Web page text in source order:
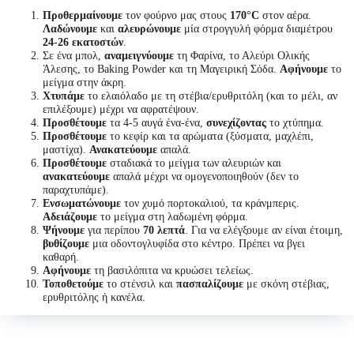
Προθερμαίνουμε τον φούρνο μας στους 170°C στον αέρα.
Λαδώνουμε και αλευρώνουμε μία στρογγυλή φόρμα διαμέτρου
24-26 εκατοστών
Σε ένα μπολ, αναμειγνύουμε τη Φαρίνα, το Αλεύρι Ολικής
Άλεσης, το Baking Powder και τη Μαγειρική Σόδα. Αφήνουμε το
μείγμα στην άκρη.
Χτυπάμε το ελαιόλαδο με τη στέβια/ερυθριτόλη (και το μέλι, αν
επιλέξουμε) μέχρι να αφρατέψουν.
Προσθέτουμε τα 4-5 αυγά ένα-ένα, συνεχίζοντας το χτύπημα.
Προσθέτουμε το κεφίρ και τα αρώματα (ξύσματα, μαχλέπι,
μαστίχα). Ανακατεύουμε απαλά.
Προσθέτουμε σταδιακά το μείγμα των αλευριών και
ανακατεύουμε απαλά μέχρι να ομογενοποιηθούν (δεν το
παραχτυπάμε).
Ενσωματώνουμε τον χυμό πορτοκαλιού, τα κράνμπερις.
Αδειάζουμε το μείγμα στη λαδωμένη φόρμα.
Ψήνουμε για περίπου 70 λεπτά . Για να ελέγξουμε αν είναι έτοιμη,
βυθίζουμε μια οδοντογλυφίδα στο κέντρο. Πρέπει να βγει
καθαρή.
Αφήνουμε τη βασιλόπιτα να κρυώσει τελείως.
Τοποθετούμε το στένσιλ και πασπαλίζουμε με σκόνη στέβιας,
ερυθριτόλης ή κανέλα.